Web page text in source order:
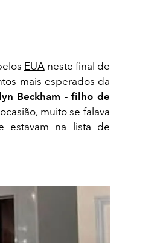
EUAneste final de
mais esperados da
Beckham - filho de
muito se falava
estavam na lista de